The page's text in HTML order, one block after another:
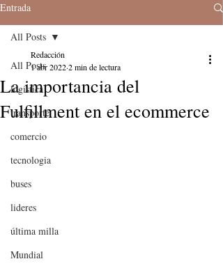
Entrada
All Posts
logistica
transporte
comercio
tecnologia
buses
lideres
última milla
Mundial
All Posts
La importancia del
Fulfillment en el ecommerce
Redacción
1 abr 20222 min de lectura